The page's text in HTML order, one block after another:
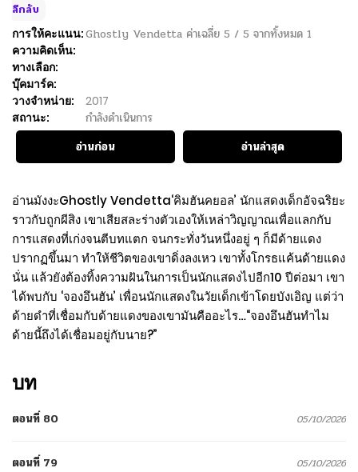
ลึกลับ
การให้คะแนน:Ghostly Vendetta ค่าเฉลี่ย 5 / 5 จากทั้งหมด 1
ความคิดเห็น:
ทางเลือก:
บุ๊คมาร์ค:
วางจำหน่าย:
2017
สถานะ:
กำลังดำเนินการ
อ่านก่อน
อ่านล่าสุด
อ่านมังงะGhostly Vendetta‘คิมฮันคยอล’ นักแสดงเด็กอัจฉริยะ
ราวกับถูกผีสิง เขาเสียสละร่างตัวเองให้เหล่าวิญญาณเพื่อแลกกับ
การแสดงที่เก่งจนตีบทแตก จนกระทั่งวันหนึ่งอยู่ ๆ ก็มีด้ายแดง
ปรากฏขึ้นมา ทำให้ชีวิตของเขาดิ่งลงเหว เขาทั้งโกรธแค้นด้ายแดง
นั่น แล้วยังต้องทิ้งความฝันในการเป็นนักแสดงไปอีก10 ปีต่อมา เขา
ได้พบกับ ‘จองอึนฮัน’ เพื่อนนักแสดงในวัยเด็กเข้าโดยบังเอิญ แต่ว่า
ด้ายดำที่เชื่อมกับด้ายแดงของเขามันคืออะไร…“จองอึนฮันทำไม
ด้ายนี้ถึงได้เชื่อมอยู่กับนาย?”
บท
ตอนที่ 80 05/10/2026
ตอนที่ 79 05/10/2026